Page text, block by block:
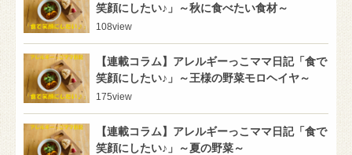
笑顔にしたい♪」～秋に食べたい食材～
108view
【連載コラム】アレルギーっこママ日記「食で
笑顔にしたい♪」～王様の野菜モロヘイヤ～
175view
【連載コラム】アレルギーっこママ日記「食で
笑顔にしたい♪」～夏の野菜～